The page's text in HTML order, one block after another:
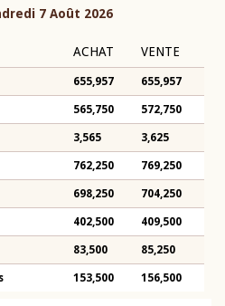
7 Août 2026
ACHAT VENTE
655,957 655,957
565,750 572,750
3,565 3,625
762,250 769,250
698,250 704,250
402,500 409,500
83,500 85,250
153,500 156,500